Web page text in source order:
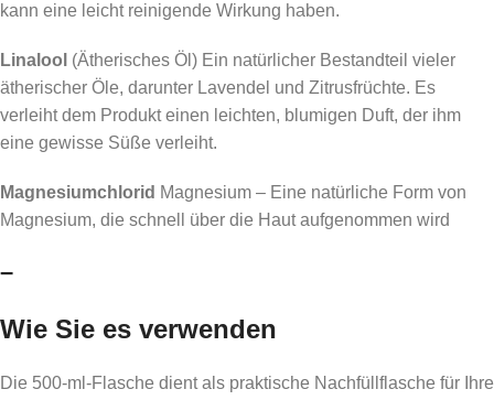
kann eine leicht reinigende Wirkung haben.
Linalool (Ätherisches Öl) Ein natürlicher Bestandteil vieler
ätherischer Öle, darunter Lavendel und Zitrusfrüchte. Es
verleiht dem Produkt einen leichten, blumigen Duft, der ihm
eine gewisse Süße verleiht.
Magnesiumchlorid Magnesium – Eine natürliche Form von
Magnesium, die schnell über die Haut aufgenommen wird
–
Wie Sie es verwenden
Die 500-ml-Flasche dient als praktische Nachfüllflasche für Ihre